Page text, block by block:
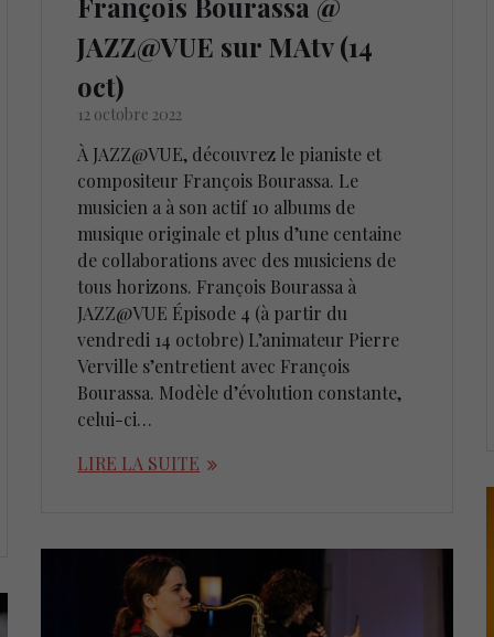
JAZZ@VUE sur MAtv (14
oct)
12 octobre 2022
À JAZZ@VUE, découvrez le pianiste et
compositeur François Bourassa. Le
musicien a à son actif 10 albums de
musique originale et plus d’une centaine
de collaborations avec des musiciens de
tous horizons. François Bourassa à
JAZZ@VUE Épisode 4 (à partir du
vendredi 14 octobre) L’animateur Pierre
Verville s’entretient avec François
Bourassa. Modèle d’évolution constante,
celui-ci…
LIRE LA SUITE